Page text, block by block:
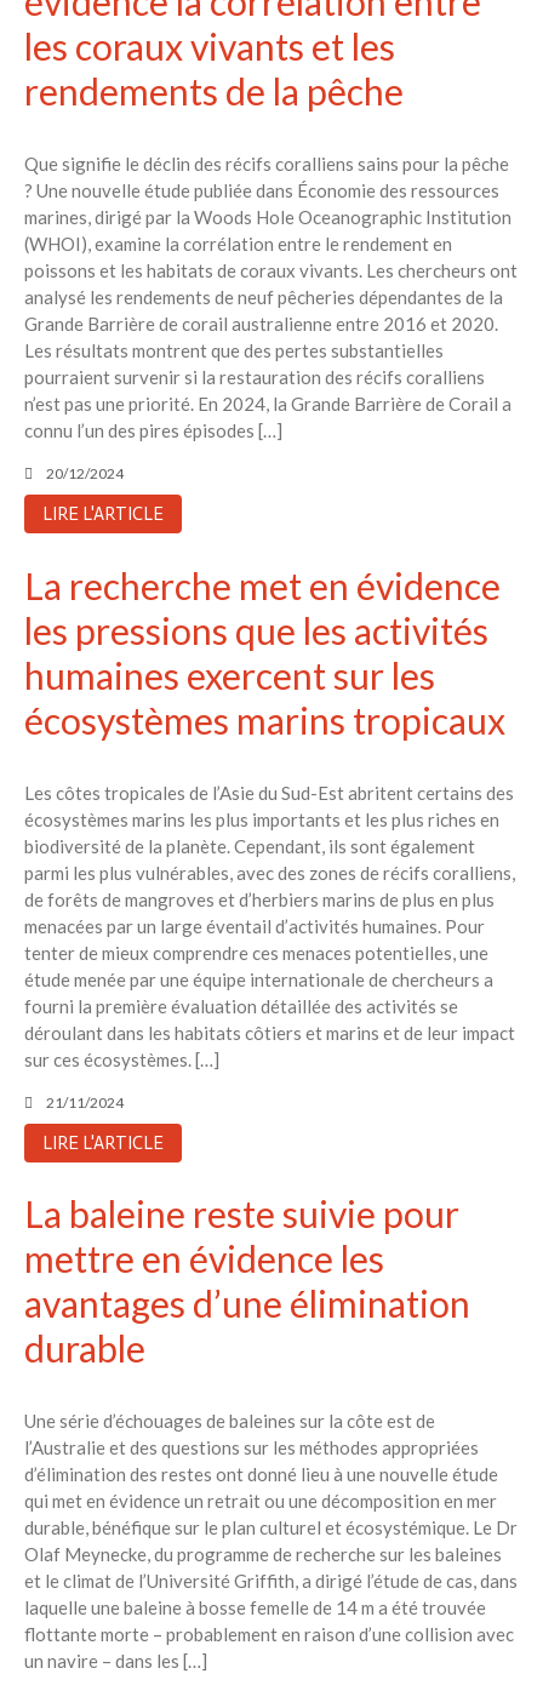
les coraux vivants et les
rendements de la pêche
Que signifie le déclin des récifs coralliens sains pour la pêche
? Une nouvelle étude publiée dans Économie des ressources
marines, dirigé par la Woods Hole Oceanographic Institution
(WHOI), examine la corrélation entre le rendement en
poissons et les habitats de coraux vivants. Les chercheurs ont
analysé les rendements de neuf pêcheries dépendantes de la
Grande Barrière de corail australienne entre 2016 et 2020.
Les résultats montrent que des pertes substantielles
pourraient survenir si la restauration des récifs coralliens
n’est pas une priorité. En 2024, la Grande Barrière de Corail a
connu l’un des pires épisodes […]
20/12/2024
LIRE L'ARTICLE
La recherche met en évidence
les pressions que les activités
humaines exercent sur les
écosystèmes marins tropicaux
Les côtes tropicales de l’Asie du Sud-Est abritent certains des
écosystèmes marins les plus importants et les plus riches en
biodiversité de la planète. Cependant, ils sont également
parmi les plus vulnérables, avec des zones de récifs coralliens,
de forêts de mangroves et d’herbiers marins de plus en plus
menacées par un large éventail d’activités humaines. Pour
tenter de mieux comprendre ces menaces potentielles, une
étude menée par une équipe internationale de chercheurs a
fourni la première évaluation détaillée des activités se
déroulant dans les habitats côtiers et marins et de leur impact
sur ces écosystèmes. […]
21/11/2024
LIRE L'ARTICLE
La baleine reste suivie pour
mettre en évidence les
avantages d’une élimination
durable
Une série d’échouages ​​de baleines sur la côte est de
l’Australie et des questions sur les méthodes appropriées
d’élimination des restes ont donné lieu à une nouvelle étude
qui met en évidence un retrait ou une décomposition en mer
durable, bénéfique sur le plan culturel et écosystémique. Le Dr
Olaf Meynecke, du programme de recherche sur les baleines
et le climat de l’Université Griffith, a dirigé l’étude de cas, dans
laquelle une baleine à bosse femelle de 14 m a été trouvée
flottante morte – probablement en raison d’une collision avec
un navire – dans les […]